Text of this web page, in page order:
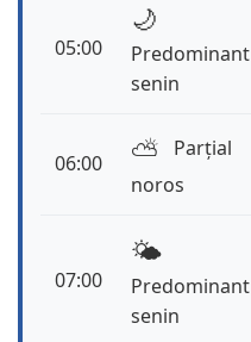
05:00
🌙
Predominant
senin
06:00 ⛅️
Parțial
noros
07:00
🌤️
Predominant
senin